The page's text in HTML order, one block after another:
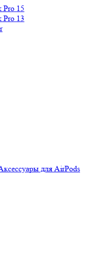
Pro 15
Pro 13
для AirPods